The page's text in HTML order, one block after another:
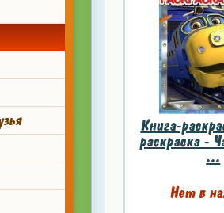
Книга-
раскраска -
...
Нет в